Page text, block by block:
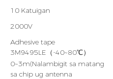
10 Katuigan
2000V
Adhesive tape
3M9495LE（-40~80℃）
0~3m(Nalambigit sa matang
sa chip ug antenna